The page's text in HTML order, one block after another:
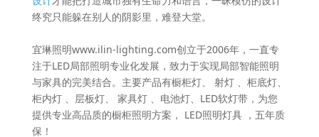
终究只能躲在别人的阴影里，难登大堂。
宜琳照明www.ilin-lighting.com创立于2006年，一直专
注于LED局部照明专业化发展，致力于实现局部智能照明
与家具的完美结合。主要产品有橱柜灯、 射灯 、柜底灯、
柜内灯 、层板灯、 家具灯 、电池灯、LED软灯带，为您
提供专业高品质的橱柜照明方案， LED照明灯具 ，五年质
保！